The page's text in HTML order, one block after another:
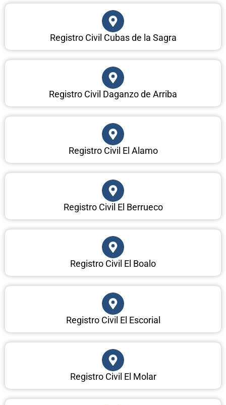
Registro Civil Cubas de la Sagra
Registro Civil Daganzo de Arriba
Registro Civil El Alamo
Registro Civil El Berrueco
Registro Civil El Boalo
Registro Civil El Escorial
Registro Civil El Molar